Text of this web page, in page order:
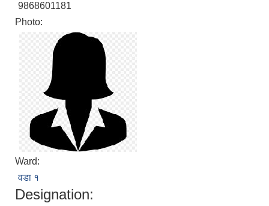
9868601181
Photo:
Ward:
वडा १
Designation: